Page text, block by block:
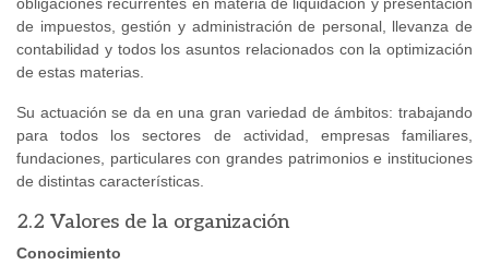
de impuestos, gestión y administración de personal, llevanza de
contabilidad y todos los asuntos relacionados con la optimización
de estas materias.
Su actuación se da en una gran variedad de ámbitos: trabajando
para todos los sectores de actividad, empresas familiares,
fundaciones, particulares con grandes patrimonios e instituciones
de distintas características.
2.2 Valores de la organización
Conocimiento